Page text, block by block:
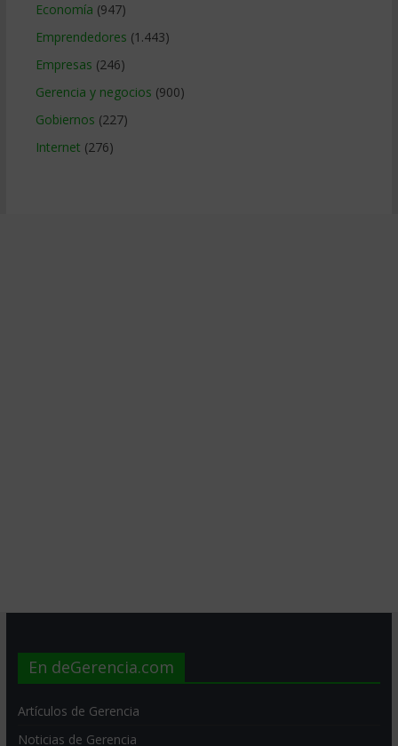
Economía (947)
Emprendedores (1.443)
Empresas (246)
Gerencia y negocios (900)
Gobiernos (227)
Internet (276)
En deGerencia.com
Artículos de Gerencia
Noticias de Gerencia